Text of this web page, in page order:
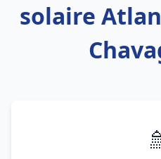
solaire